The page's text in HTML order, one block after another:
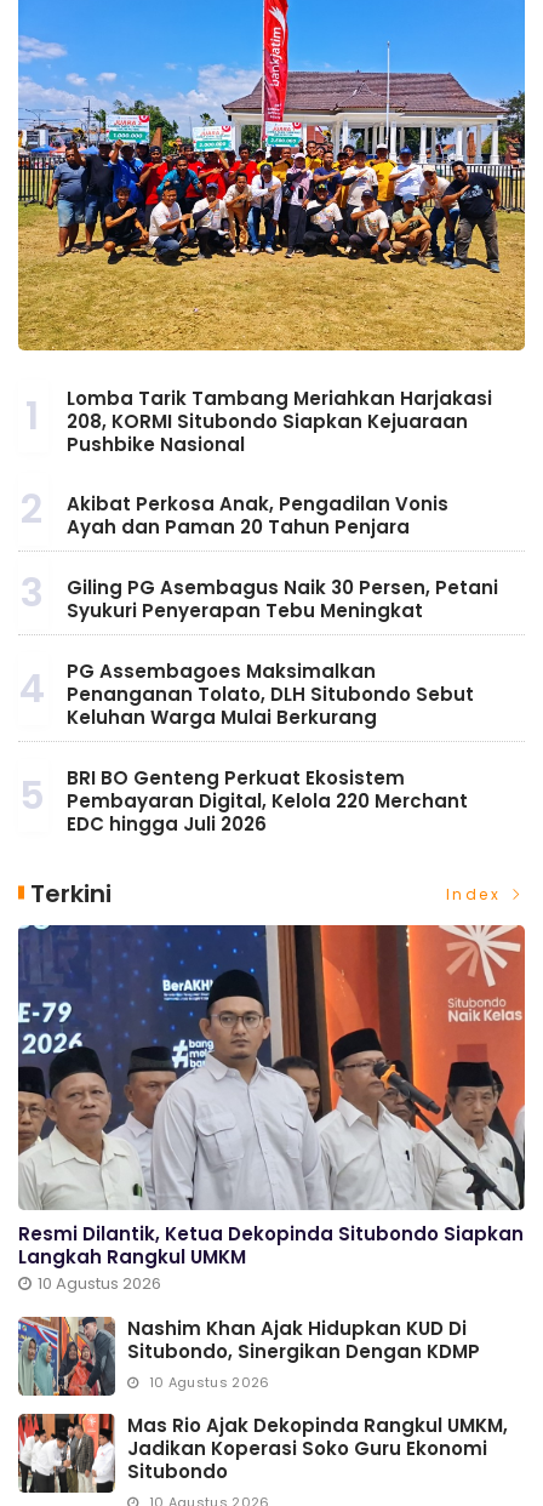
1
Lomba Tarik Tambang Meriahkan Harjakasi
208, KORMI Situbondo Siapkan Kejuaraan
Pushbike Nasional
2
Akibat Perkosa Anak, Pengadilan Vonis
Ayah dan Paman 20 Tahun Penjara
3
Giling PG Asembagus Naik 30 Persen, Petani
Syukuri Penyerapan Tebu Meningkat
4
PG Assembagoes Maksimalkan
Penanganan Tolato, DLH Situbondo Sebut
Keluhan Warga Mulai Berkurang
5
BRI BO Genteng Perkuat Ekosistem
Pembayaran Digital, Kelola 220 Merchant
EDC hingga Juli 2026
Terkini Index
Resmi Dilantik, Ketua Dekopinda Situbondo Siapkan
Langkah Rangkul UMKM
10 Agustus 2026
Nashim Khan Ajak Hidupkan KUD Di
Situbondo, Sinergikan Dengan KDMP
10 Agustus 2026
Mas Rio Ajak Dekopinda Rangkul UMKM,
Jadikan Koperasi Soko Guru Ekonomi
Situbondo